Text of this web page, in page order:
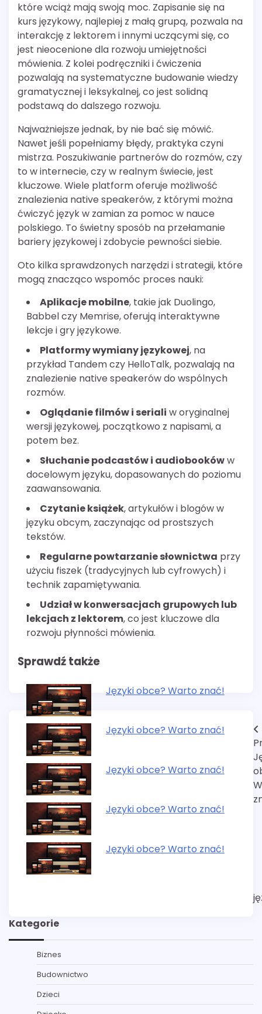
które wciąż mają swoją moc. Zapisanie się na
kurs językowy, najlepiej z małą grupą, pozwala na
interakcję z lektorem i innymi uczącymi się, co
jest nieocenione dla rozwoju umiejętności
mówienia. Z kolei podręczniki i ćwiczenia
pozwalają na systematyczne budowanie wiedzy
gramatycznej i leksykalnej, co jest solidną
podstawą do dalszego rozwoju.
Najważniejsze jednak, by nie bać się mówić.
Nawet jeśli popełniamy błędy, praktyka czyni
mistrza. Poszukiwanie partnerów do rozmów, czy
to w internecie, czy w realnym świecie, jest
kluczowe. Wiele platform oferuje możliwość
znalezienia native speakerów, z którymi można
ćwiczyć język w zamian za pomoc w nauce
polskiego. To świetny sposób na przełamanie
bariery językowej i zdobycie pewności siebie.
Oto kilka sprawdzonych narzędzi i strategii, które
mogą znacząco wspomóc proces nauki:
Aplikacje mobilne, takie jak Duolingo,
Babbel czy Memrise, oferują interaktywne
lekcje i gry językowe.
Platformy wymiany językowej, na
przykład Tandem czy HelloTalk, pozwalają na
znalezienie native speakerów do wspólnych
rozmów.
Oglądanie filmów i seriali w oryginalnej
wersji językowej, początkowo z napisami, a
potem bez.
Słuchanie podcastów i audiobookóww
docelowym języku, dopasowanych do poziomu
zaawansowania.
Czytanie książek, artykułów i blogów w
języku obcym, zaczynając od prostszych
tekstów.
Regularne powtarzanie słownictwa przy
użyciu fiszek (tradycyjnych lub cyfrowych) i
technik zapamiętywania.
Udział w konwersacjach grupowych lub
lekcjach z lektorem, co jest kluczowe dla
rozwoju płynności mówienia.
Sprawdź także
Języki obce? Warto znać!
Języki obce? Warto znać!
Języki obce? Warto znać!
Języki obce? Warto znać!
Języki obce? Warto znać!
Nawigacja
wpisu
Kategorie
Biznes
Budownictwo
Dzieci